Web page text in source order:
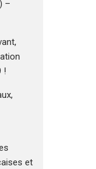
–
!
et